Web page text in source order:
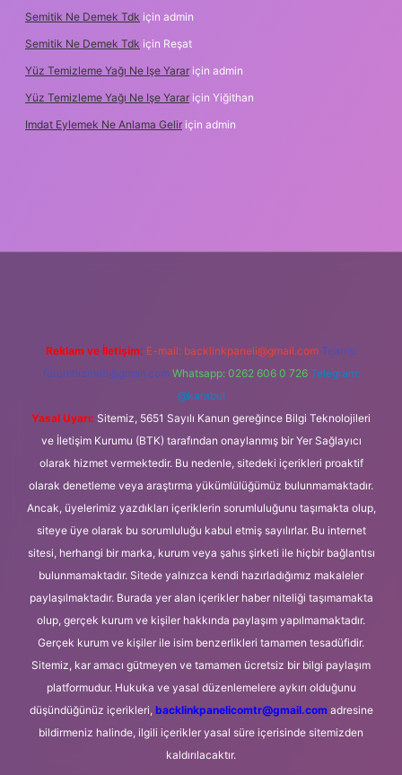
Semitik Ne Demek Tdk için admin
Semitik Ne Demek Tdk için Reşat
Yüz Temizleme Yağı Ne Işe Yarar için admin
Yüz Temizleme Yağı Ne Işe Yarar için Yiğithan
Imdat Eylemek Ne Anlama Gelir için admin
Reklam ve İletişim: E-mail: backlinkpaneli@gmail.com Teams:
forumhizmeti@gmail.com Whatsapp: 0262 606 0 726 Telegram:
@karabul
Yasal Uyarı: Sitemiz, 5651 Sayılı Kanun gereğince Bilgi Teknolojileri
ve İletişim Kurumu (BTK) tarafından onaylanmış bir Yer Sağlayıcı
olarak hizmet vermektedir. Bu nedenle, sitedeki içerikleri proaktif
olarak denetleme veya araştırma yükümlülüğümüz bulunmamaktadır.
Ancak, üyelerimiz yazdıkları içeriklerin sorumluluğunu taşımakta olup,
siteye üye olarak bu sorumluluğu kabul etmiş sayılırlar. Bu internet
sitesi, herhangi bir marka, kurum veya şahıs şirketi ile hiçbir bağlantısı
bulunmamaktadır. Sitede yalnızca kendi hazırladığımız makaleler
paylaşılmaktadır. Burada yer alan içerikler haber niteliği taşımamakta
olup, gerçek kurum ve kişiler hakkında paylaşım yapılmamaktadır.
Gerçek kurum ve kişiler ile isim benzerlikleri tamamen tesadüfidir.
Sitemiz, kar amacı gütmeyen ve tamamen ücretsiz bir bilgi paylaşım
platformudur. Hukuka ve yasal düzenlemelere aykırı olduğunu
düşündüğünüz içerikleri, backlinkpanelicomtr@gmail.comadresine
bildirmeniz halinde, ilgili içerikler yasal süre içerisinde sitemizden
kaldırılacaktır.